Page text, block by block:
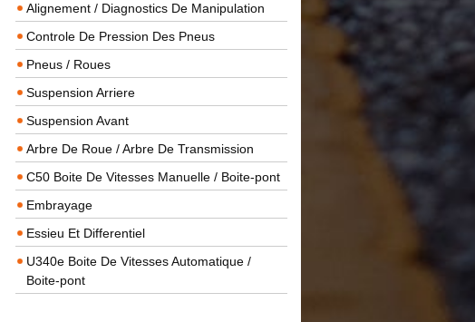
Alignement / Diagnostics De Manipulation
Controle De Pression Des Pneus
Pneus / Roues
Suspension Arriere
Suspension Avant
Arbre De Roue / Arbre De Transmission
C50 Boite De Vitesses Manuelle / Boite-pont
Embrayage
Essieu Et Differentiel
U340e Boite De Vitesses Automatique /
Boite-pont